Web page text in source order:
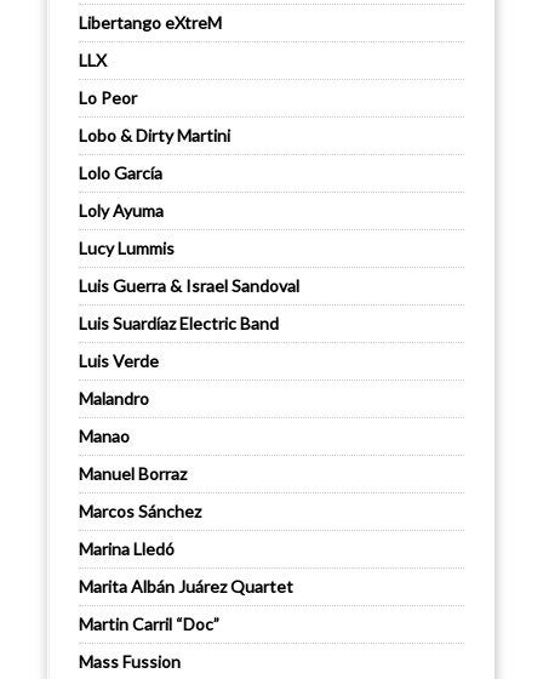
Libertango eXtreM
LLX
Lo Peor
Lobo & Dirty Martini
Lolo García
Loly Ayuma
Lucy Lummis
Luis Guerra & Israel Sandoval
Luis Suardíaz Electric Band
Luis Verde
Malandro
Manao
Manuel Borraz
Marcos Sánchez
Marina Lledó
Marita Albán Juárez Quartet
Martin Carril “Doc”
Mass Fussion